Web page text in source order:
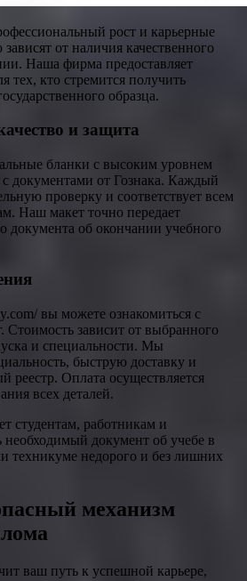
рост и карьерные
от наличия качественного
Наша фирма предоставляет
тех, кто стремится получить
образца.
и защита
бланки с высоким уровнем
документами от Гознака. Каждый
проверку и соответствует всем
Наш макет точно передает
документа об окончании учебного
вы можете ознакомиться с
Стоимость зависит от выбранного
и специальности. Мы
быструю доставку и
реестр. Оплата осуществляется
всех деталей.
студентам, работникам и
необходимый документ об учебе в
техникуме недорого и без лишних
механизм
ваш путь к успешной карьере,